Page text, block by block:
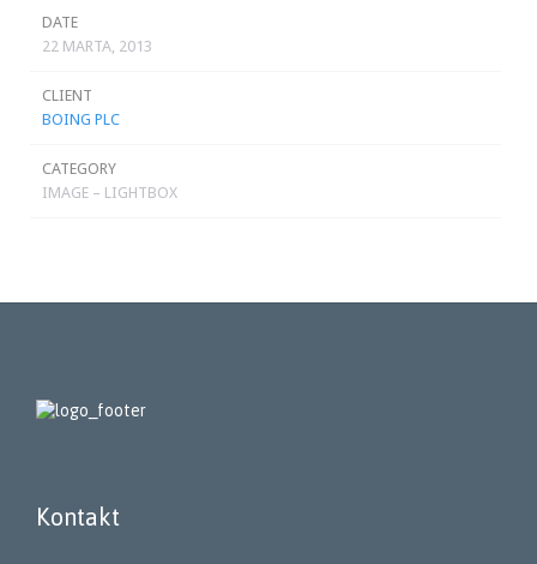
DATE
22 MARTA, 2013
CLIENT
BOING PLC
CATEGORY
IMAGE – LIGHTBOX
Kontakt